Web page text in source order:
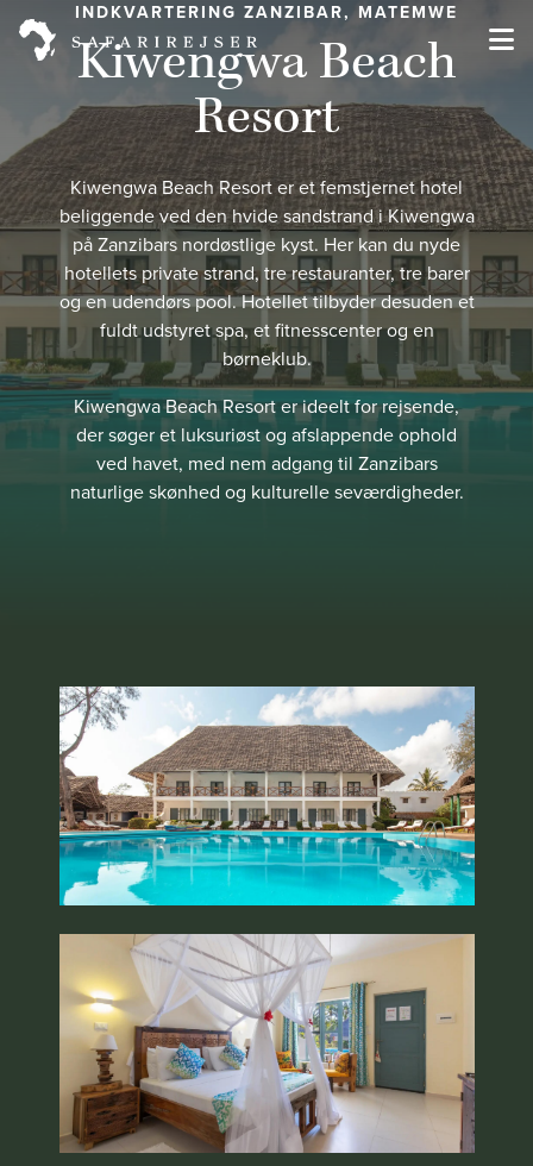
INDKVARTERING ZANZIBAR, MATEMWE
Kiwengwa Beach
Resort
Kiwengwa Beach Resort er et femstjernet hotel
beliggende ved den hvide sandstrand i Kiwengwa
på Zanzibars nordøstlige kyst. Her kan du nyde
hotellets private strand, tre restauranter, tre barer
og en udendørs pool. Hotellet tilbyder desuden et
fuldt udstyret spa, et fitnesscenter og en
børneklub.
Kiwengwa Beach Resort er ideelt for rejsende,
der søger et luksuriøst og afslappende ophold
ved havet, med nem adgang til Zanzibars
naturlige skønhed og kulturelle seværdigheder.